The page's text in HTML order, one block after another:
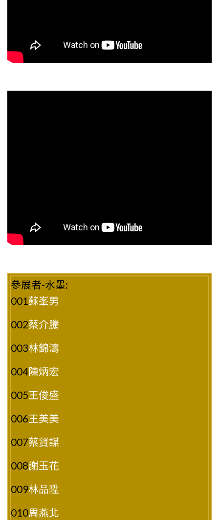
參展者-水墨:
001 蘇峯男
002蔡介騰
003林錦濤
004陳炳宏
005王俊盛
006王美美
007蔡賢謀
008謝玉花
009林品陞
010周燕北